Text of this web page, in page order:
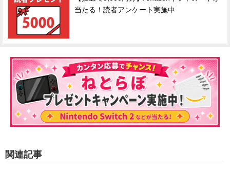
当たる！読者アンケート実施中
関連記事